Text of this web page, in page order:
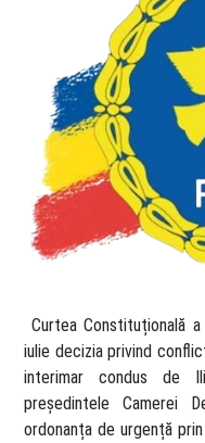
Curtea Constituțională
iulie decizia privind
interimar condus de
președintele Camerei
ordonanța de urgență